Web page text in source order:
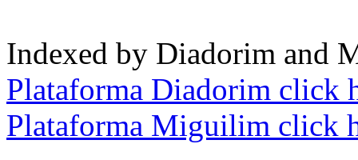
Indexed by Diadorim and
Plataforma Diadorim click
Plataforma Miguilim click